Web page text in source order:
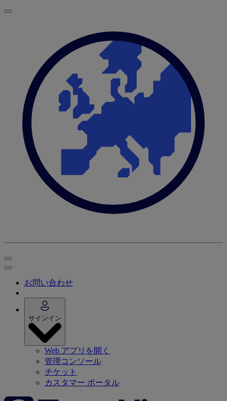
お問い合わせ
サインイン
Web アプリを開く
管理コンソール
チケット
カスタマー ポータル